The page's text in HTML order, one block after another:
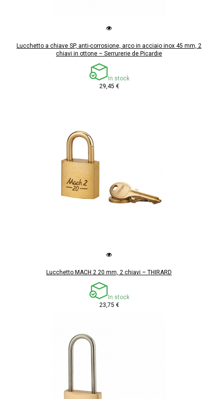
Lucchetto a chiave SP, anti-corrosione, arco in acciaio inox 45 mm, 2
chiavi in ottone – Serrurerie de Picardie
In stock
29,45 €
Lucchetto MACH 2 20 mm, 2 chiavi – THIRARD
In stock
23,75 €